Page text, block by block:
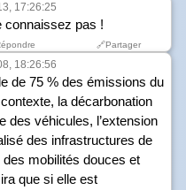
17:26:25
connaissez pas !
🔗Partager
18:26:56
de 75 % des émissions du
la décarbonation
des véhicules, l’extension
des infrastructures de
mobilités douces et
que si elle est